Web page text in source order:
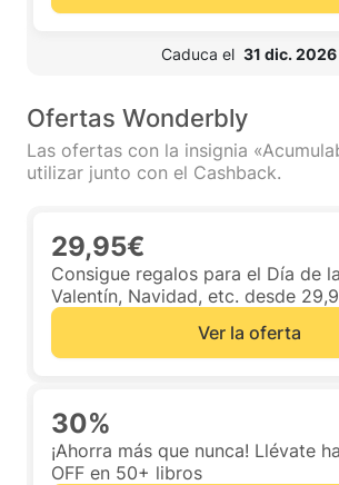
Caduca el 31 dic. 2026
Ofertas Wonderbly
Las ofertas con la insignia
utilizar junto con el Cashback.
29,95€
Consigue regalos para el Día de
Valentín, Navidad, etc. desde
Ver la oferta
30%
¡Ahorra más que nunca! Llévate
OFF en 50+ libros